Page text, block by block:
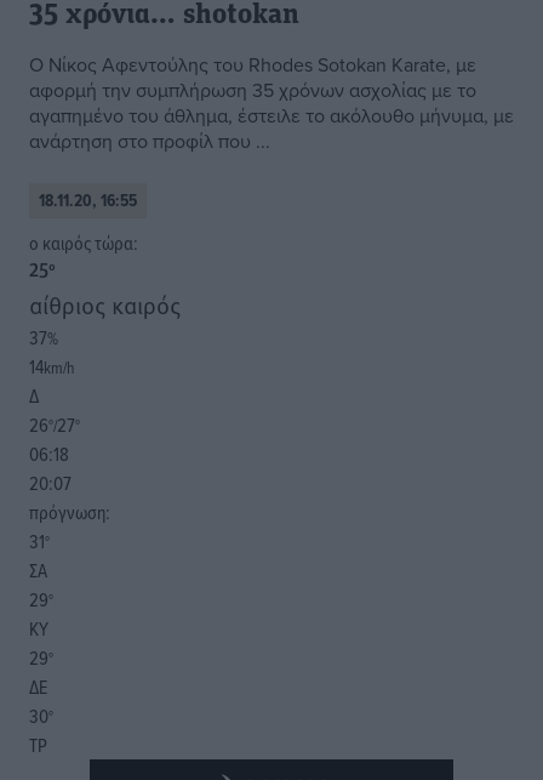
35 χρόνια… shotokan
Ο Νίκος Αφεντούλης του Rhodes Sotokan Karate, με
αφορμή την συμπλήρωση 35 χρόνων ασχολίας με το
αγαπημένο του άθλημα, έστειλε το ακόλουθο μήνυμα, με
ανάρτηση στο προφίλ που ...
18.11.20, 16:55
o καιρός τώρα:
25°
αίθριος καιρός
37%
14km/h
Δ
26°/27°
06:18
20:07
πρόγνωση:
31°
ΣΑ
29°
ΚΥ
29°
ΔΕ
30°
ΤΡ